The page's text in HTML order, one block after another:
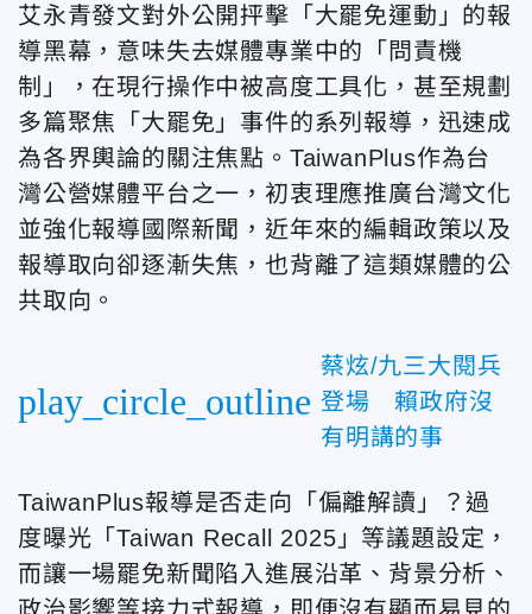
艾永青發文對外公開抨擊「大罷免運動」的報
導黑幕，意味失去媒體專業中的「問責機
制」，在現行操作中被高度工具化，甚至規劃
多篇聚焦「大罷免」事件的系列報導，迅速成
為各界輿論的關注焦點。TaiwanPlus作為台
灣公營媒體平台之一，初衷理應推廣台灣文化
並強化報導國際新聞，近年來的編輯政策以及
報導取向卻逐漸失焦，也背離了這類媒體的公
共取向。
play_circle_outline
蔡炫/九三大閱兵
登場 賴政府沒
有明講的事
TaiwanPlus報導是否走向「偏離解讀」？過
度曝光「Taiwan Recall 2025」等議題設定，
而讓一場罷免新聞陷入進展沿革、背景分析、
政治影響等接力式報導，即便沒有顯而易見的